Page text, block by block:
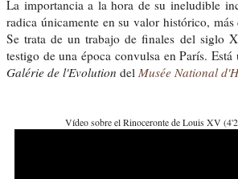
La importancia a la hora de su ineludible
radica únicamente en su valor histórico,
Se trata de un trabajo de finales del siglo
testigo de una época convulsa en París.
Galérie de l'Evolution del Musée National
Vídeo sobre el Rinoceronte de Louis XV